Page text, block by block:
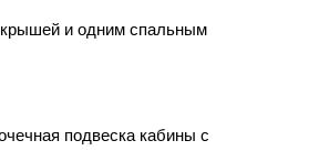
крышей и одним спальным
подвеска кабины с